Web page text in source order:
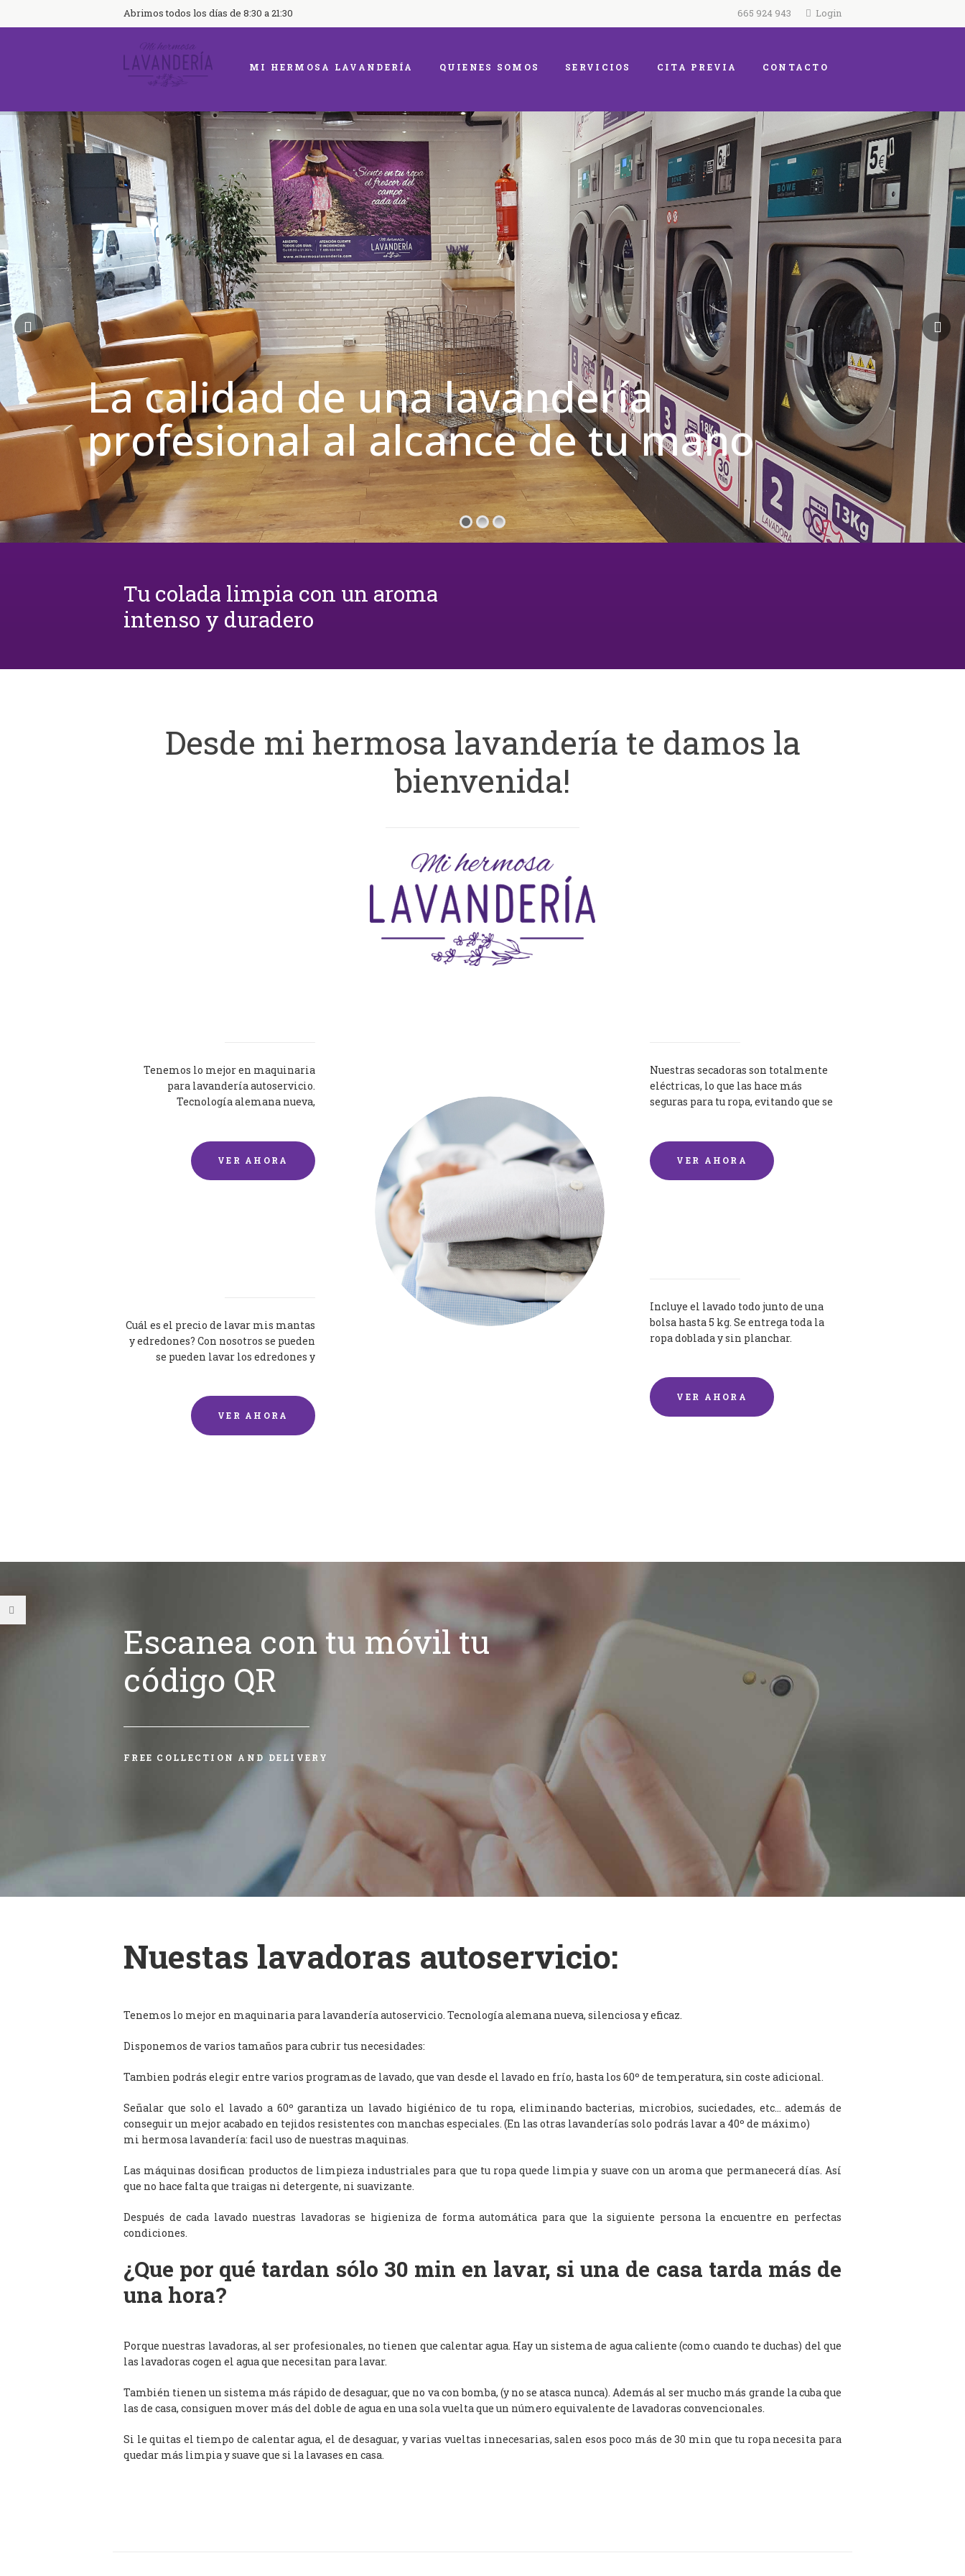
Abrimos todos los días de 8:30 a 21:30 665 924 943 Login
MI HERMOSA LAVANDERÍA QUIENES SOMOS SERVICIOS CITA PREVIA CONTACTO
La calidad de una lavandería
profesional al alcance de tu mano
Tu colada limpia con un aroma
intenso y duradero
Desde mi hermosa lavandería te damos la
bienvenida!
Tenemos lo mejor en maquinaria
para lavandería autoservicio.
Tecnología alemana nueva,
VER AHORA
Nuestras secadoras son totalmente
eléctricas, lo que las hace más
seguras para tu ropa, evitando que se
VER AHORA
Cuál es el precio de lavar mis mantas
y edredones? Con nosotros se pueden
se pueden lavar los edredones y
VER AHORA
Incluye el lavado todo junto de una
bolsa hasta 5 kg. Se entrega toda la
ropa doblada y sin planchar.
VER AHORA
Escanea con tu móvil tu
código QR
FREE COLLECTION AND DELIVERY
Nuestas lavadoras autoservicio:
Tenemos lo mejor en maquinaria para lavandería autoservicio. Tecnología alemana nueva, silenciosa y eficaz.
Disponemos de varios tamaños para cubrir tus necesidades:
Tambien podrás elegir entre varios programas de lavado, que van desde el lavado en frío, hasta los 60º de temperatura, sin coste adicional.
Señalar que solo el lavado a 60º garantiza un lavado higiénico de tu ropa, eliminando bacterias, microbios, suciedades, etc… además de
conseguir un mejor acabado en tejidos resistentes con manchas especiales. (En las otras lavanderías solo podrás lavar a 40º de máximo)
mi hermosa lavandería: facil uso de nuestras maquinas.
Las máquinas dosifican productos de limpieza industriales para que tu ropa quede limpia y suave con un aroma que permanecerá días. Así
que no hace falta que traigas ni detergente, ni suavizante.
Después de cada lavado nuestras lavadoras se higieniza de forma automática para que la siguiente persona la encuentre en perfectas
condiciones.
¿Que por qué tardan sólo 30 min en lavar, si una de casa tarda más de
una hora?
Porque nuestras lavadoras, al ser profesionales, no tienen que calentar agua. Hay un sistema de agua caliente (como cuando te duchas) del que
las lavadoras cogen el agua que necesitan para lavar.
También tienen un sistema más rápido de desaguar, que no va con bomba, (y no se atasca nunca). Además al ser mucho más grande la cuba que
las de casa, consiguen mover más del doble de agua en una sola vuelta que un número equivalente de lavadoras convencionales.
Si le quitas el tiempo de calentar agua, el de desaguar, y varias vueltas innecesarias, salen esos poco más de 30 min que tu ropa necesita para
quedar más limpia y suave que si la lavases en casa.